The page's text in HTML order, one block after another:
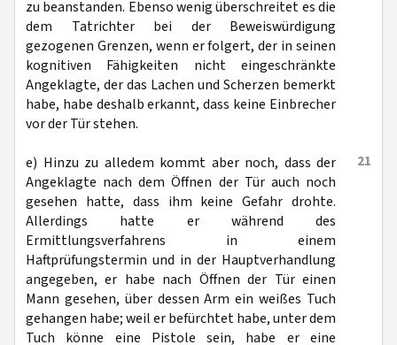
zu beanstanden. Ebenso wenig überschreitet es die
dem Tatrichter bei der Beweiswürdigung
gezogenen Grenzen, wenn er folgert, der in seinen
kognitiven Fähigkeiten nicht eingeschränkte
Angeklagte, der das Lachen und Scherzen bemerkt
habe, habe deshalb erkannt, dass keine Einbrecher
vor der Tür stehen.
21
e) Hinzu zu alledem kommt aber noch, dass der
Angeklagte nach dem Öffnen der Tür auch noch
gesehen hatte, dass ihm keine Gefahr drohte.
Allerdings hatte er während des
Ermittlungsverfahrens in einem
Haftprüfungstermin und in der Hauptverhandlung
angegeben, er habe nach Öffnen der Tür einen
Mann gesehen, über dessen Arm ein weißes Tuch
gehangen habe; weil er befürchtet habe, unter dem
Tuch könne eine Pistole sein, habe er eine